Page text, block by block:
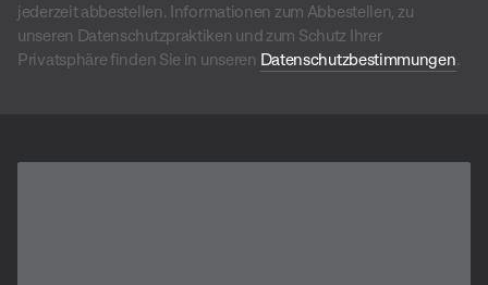
jederzeit abbestellen. Informationen zum Abbestellen, zu
unseren Datenschutzpraktiken und zum Schutz Ihrer
Privatsphäre finden Sie in unseren Datenschutzbestimmungen.